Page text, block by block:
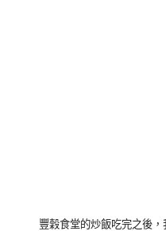
豐穀食堂的炒飯吃完之後